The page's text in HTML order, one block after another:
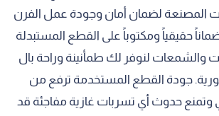
المصنعة لضمان أمان وجودة عمل الفرن
حقيقياً ومكتوباً على القطع المستبدلة
والشمعات لنوفر لك طمأنينة وراحة بال
جودة القطع المستخدمة ترفع من
وتمنع حدوث أي تسربات غازية مفاجئة قد